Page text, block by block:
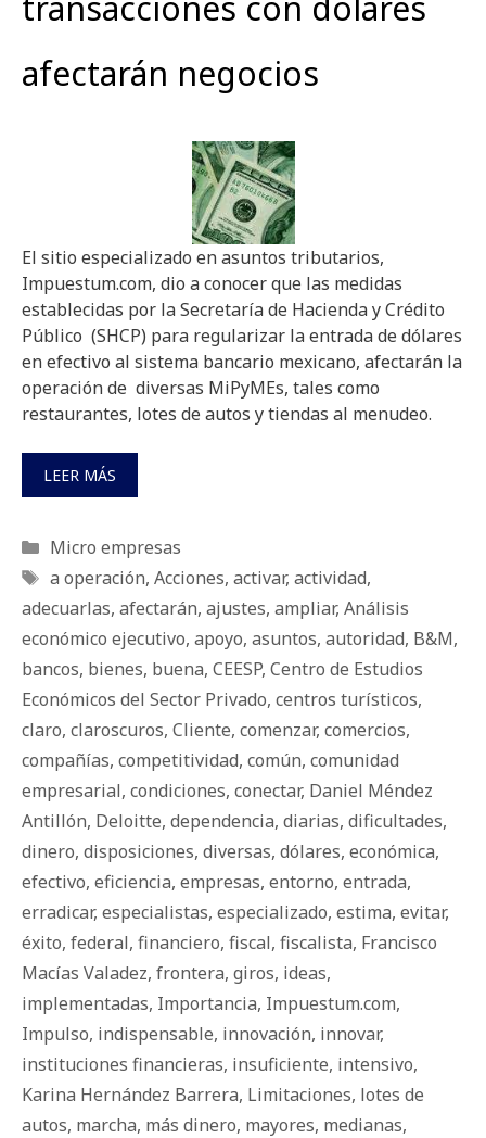
afectarán negocios
El sitio especializado en asuntos tributarios,
Impuestum.com, dio a conocer que las medidas
establecidas por la Secretaría de Hacienda y Crédito
Público (SHCP) para regularizar la entrada de dólares
en efectivo al sistema bancario mexicano, afectarán la
operación de diversas MiPyMEs, tales como
restaurantes, lotes de autos y tiendas al menudeo.
LEER MÁS
Categorías
Micro empresas
Etiquetas
a operación, Acciones, activar, actividad,
adecuarlas, afectarán, ajustes, ampliar, Análisis
económico ejecutivo, apoyo, asuntos, autoridad, B&M,
bancos, bienes, buena, CEESP, Centro de Estudios
Económicos del Sector Privado, centros turísticos,
claro, claroscuros, Cliente, comenzar, comercios,
compañías, competitividad, común, comunidad
empresarial, condiciones, conectar, Daniel Méndez
Antillón, Deloitte, dependencia, diarias, dificultades,
dinero, disposiciones, diversas, dólares, económica,
efectivo, eficiencia, empresas, entorno, entrada,
erradicar, especialistas, especializado, estima, evitar,
éxito, federal, financiero, fiscal, fiscalista, Francisco
Macías Valadez, frontera, giros, ideas,
implementadas, Importancia, Impuestum.com,
Impulso, indispensable, innovación, innovar,
instituciones financieras, insuficiente, intensivo,
Karina Hernández Barrera, Limitaciones, lotes de
autos, marcha, más dinero, mayores, medianas,